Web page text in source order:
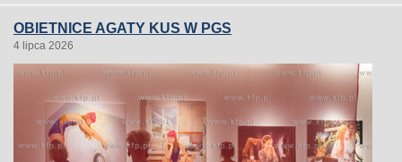
OBIETNICE AGATY KUS W PGS
4 lipca 2026